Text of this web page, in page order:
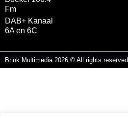
Fm
DAB+ Kanaal
6A en 6C
Brink Multimedia 2026 © All rights reserved